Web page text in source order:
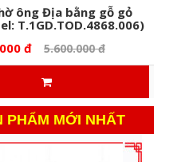
ông Địa bằng gỗ gỏ
T.1GD.TOD.4868.006)
đ
5.600.000 đ
PHẨM MỚI NHẤT